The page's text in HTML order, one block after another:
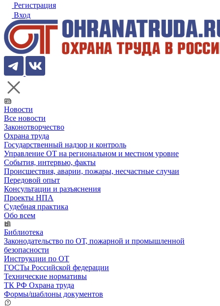
Регистрация
Вход
Новости
Все новости
Законотворчество
Охрана труда
Государственный надзор и контроль
Управление ОТ на региональном и местном уровне
События, интервью, факты
Происшествия, аварии, пожары, несчастные случаи
Передовой опыт
Консультации и разъяснения
Проекты НПА
Судебная практика
Обо всем
Библиотека
Законодательство по ОТ, пожарной и промышленной
безопасности
Инструкции по ОТ
ГОСТы Российской федерации
Технические нормативы
ТК РФ Охрана труда
Формы/шаблоны документов